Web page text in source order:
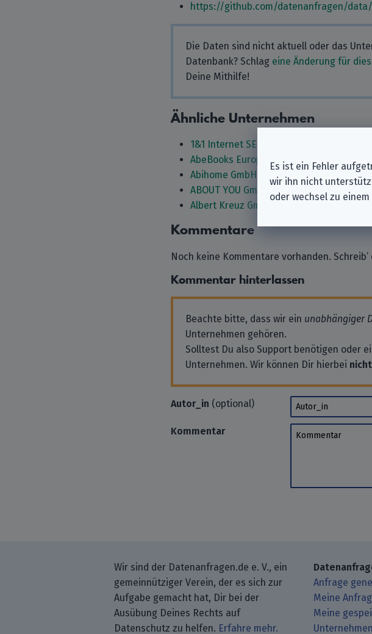
https://github.com/datenanfragen/data/
Die Daten sind nicht aktuell oder das
Datenbank? Schlag eine Änderung für
Deine Mithilfe!
Ähnliche Unternehmen
1&1 Internet SE
AbeBooks Europe GmbH
Abihome GmbH
ABOUT YOU GmbH
Albert Kreuz GmbH
Kommentare
Noch keine Kommentare vorhanden. Schreib’
Kommentar hinterlassen
Beachte bitte, dass wir ein unabhängiger
Unternehmen gehören.
Solltest Du also Support benötigen oder
Unternehmen. Wir können Dir hierbei nicht
Autor_in (optional) Autor_in
Kommentar Kommentar
Wir sind der Datenanfragen.de e. V., ein
gemeinnütziger Verein, der es sich zur
Aufgabe gemacht hat, Dir bei der
Ausübung Deines Rechts auf
Datenschutz zu helfen. Erfahre mehr.
Anfrage
Meine
Meine
Es ist ein Fehler
wir ihn nicht
oder wechsel zu